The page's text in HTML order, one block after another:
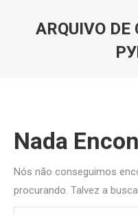
ARQUIVO DE
Nada
Nós não conseguimos
procurando. Talvez a